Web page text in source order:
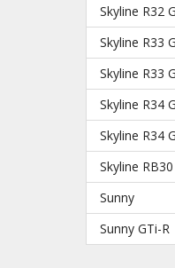
Skyline R32
Skyline R33
Skyline R33
Skyline R34
Skyline R34
Skyline RB30
Sunny
Sunny GTi-R